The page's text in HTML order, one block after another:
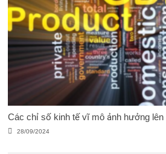
Các chỉ số kinh tế vĩ mô ảnh hưởng
28/09/2024